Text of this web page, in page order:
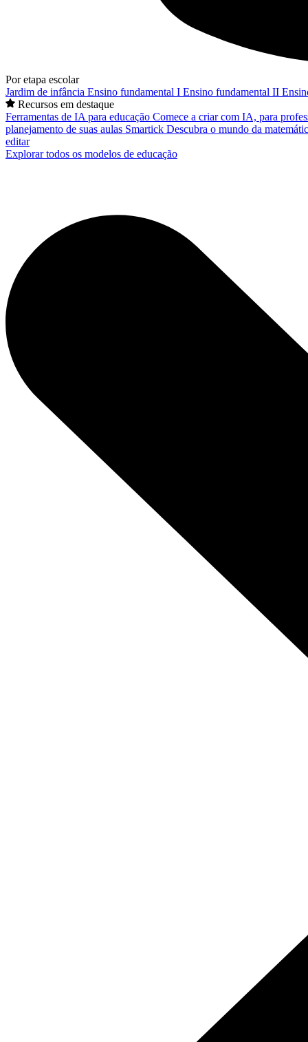
Por etapa escolar
Jardim de infância Ensino fundamental I Ensino fundamental II
Recursos em destaque
Ferramentas de IA para educação Comece a criar com IA, para
planejamento de suas aulas Smartick Descubra o mundo da
editar
Explorar todos os modelos de educação